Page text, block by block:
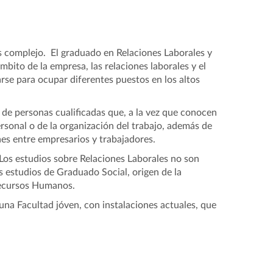
El graduado en Relaciones Laborales y
de la empresa, las relaciones laborales y el
para ocupar diferentes puestos en los altos
personas cualificadas que, a la vez que conocen
o de la organización del trabajo, además de
entre empresarios y trabajadores.
estudios sobre Relaciones Laborales no son
de Graduado Social, origen de la
Humanos.
Facultad jóven, con instalaciones actuales, que